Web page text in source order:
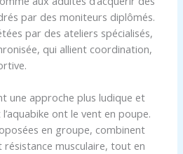
par des moniteurs diplômés.
par des ateliers spécialisés,
qui allient coordination,
une approche plus ludique et
ont le vent en poupe.
en groupe, combinent
musculaire, tout en